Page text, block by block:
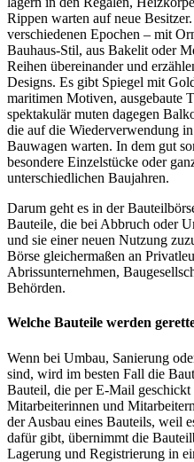
Rippen warten auf neue
verschiedenen Epochen – mit
Bauhaus-Stil, aus Bakelit oder
Reihen übereinander und
Designs. Es gibt Spiegel mit
maritimen Motiven, ausgebaute
spektakulär muten dagegen
die auf die Wiederverwendung
Bauwagen warten. In dem gut
besondere Einzelstücke oder
unterschiedlichen Baujahren.
Darum geht es in der
Bauteile, die bei Abbruch oder
und sie einer neuen Nutzung
Börse gleichermaßen an
Abrissunternehmen,
Behörden.
Welche Bauteile werden
Wenn bei Umbau, Sanierung
sind, wird im besten Fall die
Bauteil, die per E-Mail
Mitarbeiterinnen und
der Ausbau eines Bauteils, weil
dafür gibt, übernimmt die
Lagerung und Registrierung in